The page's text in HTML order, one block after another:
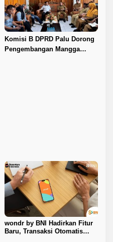
Komisi B DPRD Palu Dorong
Pengembangan Mangga
wondr by BNI Hadirkan Fitur
Baru, Transaksi Otomatis